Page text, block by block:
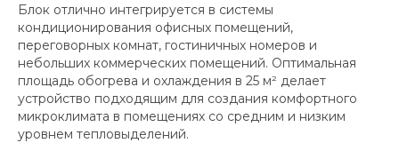
Блок отлично интегрируется в системы
кондиционирования офисных помещений,
переговорных комнат, гостиничных номеров и
небольших коммерческих помещений. Оптимальная
площадь обогрева и охлаждения в 25 м² делает
устройство подходящим для создания комфортного
микроклимата в помещениях со средним и низким
уровнем тепловыделений.